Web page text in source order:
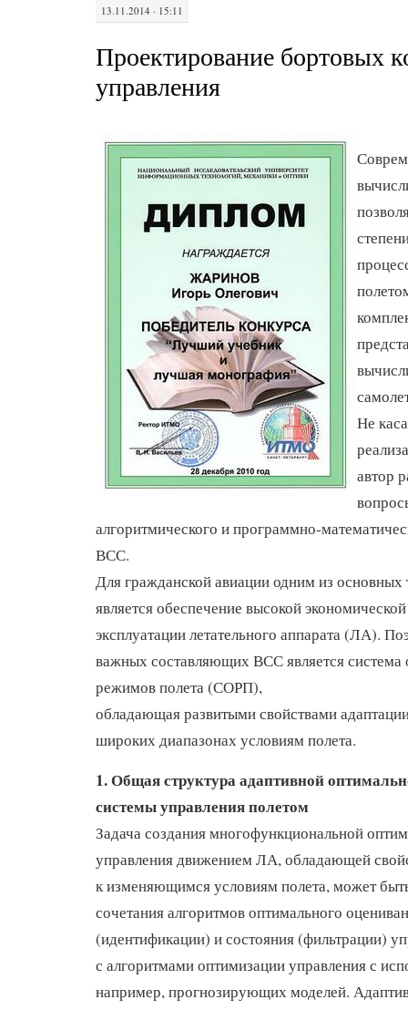
13.11.2014 · 15:11
Проектирование бортовых
управления
Не
автор
алгоритмического и программно-
ВСС.
Для гражданской авиации одним из
является обеспечение высокой
эксплуатации летательного аппарата (ЛА).
важных составляющих ВСС является система
режимов полета (СОРП),
обладающая развитыми свойствами
широких диапазонах условиям полета.
1. Общая структура адаптивной
системы управления полетом
Задача создания многофункциональной
управления движением ЛА, обладающей
к изменяющимся условиям полета, может
сочетания алгоритмов оптимального
(идентификации) и состояния (фильтрации)
с алгоритмами оптимизации управления с
например, прогнозирующих моделей.